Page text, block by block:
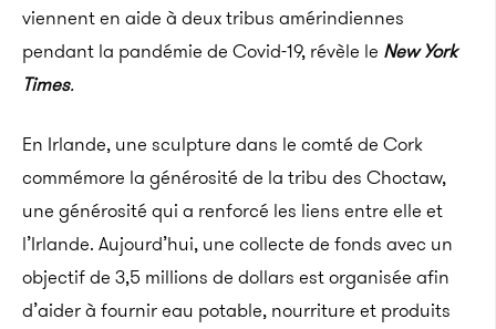
viennent en aide à deux tribus amérindiennes
pendant la pandémie de Covid-19, révèle le New York
Times.
En Irlande, une sculpture dans le comté de Cork
commémore la générosité de la tribu des Choctaw,
une générosité qui a renforcé les liens entre elle et
l’Irlande. Aujourd’hui, une collecte de fonds avec un
objectif de 3,5 millions de dollars est organisée afin
d’aider à fournir eau potable, nourriture et produits